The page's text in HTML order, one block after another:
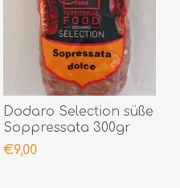
Dodaro Selection süße
Soppressata 300gr
€9,00